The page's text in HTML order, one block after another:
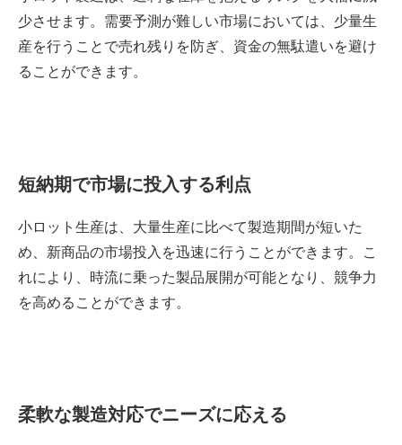
少させます。需要予測が難しい市場においては、少量生
産を行うことで売れ残りを防ぎ、資金の無駄遣いを避け
ることができます。
短納期で市場に投入する利点
小ロット生産は、大量生産に比べて製造期間が短いた
め、新商品の市場投入を迅速に行うことができます。こ
れにより、時流に乗った製品展開が可能となり、競争力
を高めることができます。
柔軟な製造対応でニーズに応える